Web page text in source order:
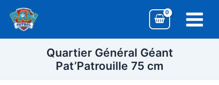
contenu
Menu
Quartier Général Géant
Pat’Patrouille 75 cm